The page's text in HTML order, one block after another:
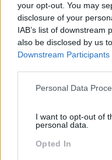
your opt-out. You may
disclosure of your
IAB’s list of downstream
also be disclosed by us
Downstream Participants
Please note that this
not limited to your visit
grant or deny consent to
use your data for below
Personal Data
I want to opt-out of
personal data.
Opted In
os participantes
individual.
IMPACTO
nomeadamente, a